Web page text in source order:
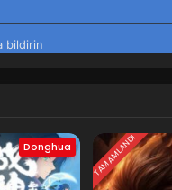
Donghua TAMAMLANDI